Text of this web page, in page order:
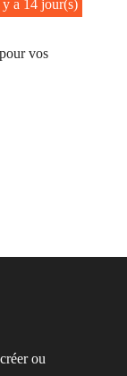
a 14 jour(s)
a 14 jour(s)
vos
ou